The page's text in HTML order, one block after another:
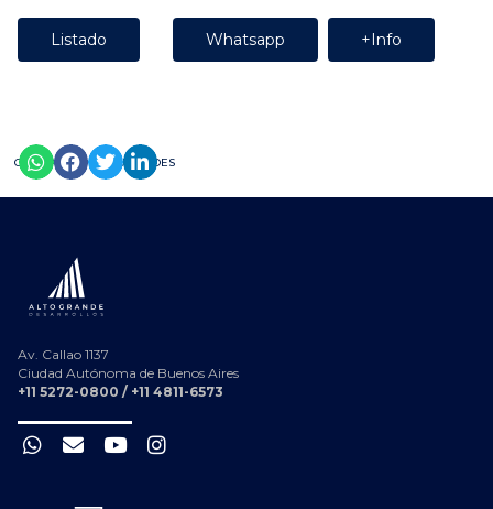
Listado Whatsapp +Info
COMPARTILO EN TUS REDES
Av. Callao 1137
Ciudad Autónoma de Buenos Aires
+11 5272-0800 / +11 4811-6573